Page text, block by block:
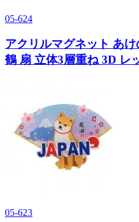
05-624
アクリルマグネット あ
鶴 扇 立体3層重ね 3D レ
05-623